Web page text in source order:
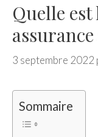
Quelle
3 septembre 2022
Sommaire